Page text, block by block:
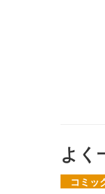
よく
コミッ